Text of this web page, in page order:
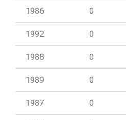
1986 0
1992 0
1988 0
1989 0
1987 0